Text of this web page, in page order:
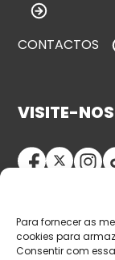
Para fornecer as
cookies para
Consentir com
CONTACTOS
VISITE-NOS